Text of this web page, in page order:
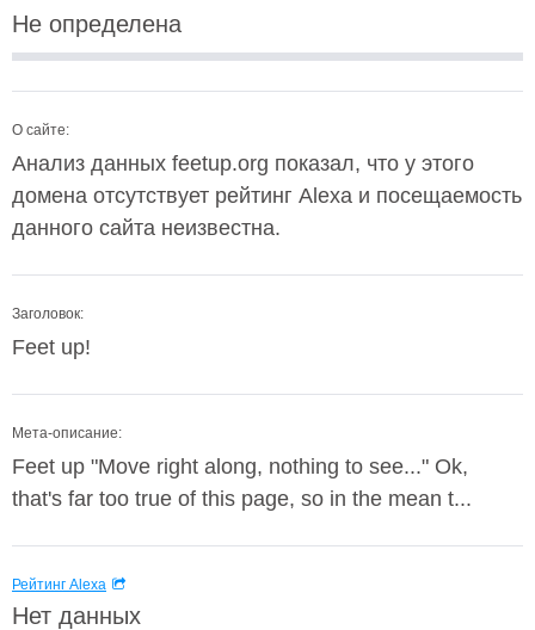
Не определена
О сайте:
Анализ данных feetup.org показал, что у этого
домена отсутствует рейтинг Alexa и посещаемость
данного сайта неизвестна.
Заголовок:
Feet up!
Мета-описание:
Feet up "Move right along, nothing to see..." Ok,
that's far too true of this page, so in the mean t...
Рейтинг Alexa
Нет данных